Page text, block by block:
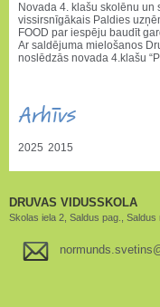
Novada 4. klašu skolēnu un
vissirsnīgākais Paldies
FOOD par iespēju baudīt
Ar saldējuma mielošanos
noslēdzās novada 4.klašu
Arhīvs
2025 2015
DRUVAS VIDUSSKOLA
Skolas iela 2, Saldus pag., Saldus